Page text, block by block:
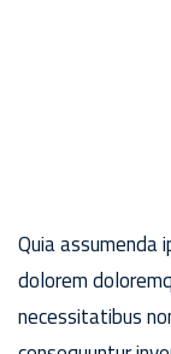
Quia assumenda
dolorem
necessitatibus